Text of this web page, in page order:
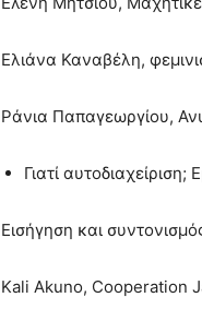
Ελιάνα Καναβέλη,
Ράνια Παπαγεωργίου,
Γιατί
Εισήγηση και
Kali Akuno, Cooperation